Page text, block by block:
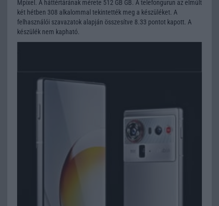
Mpixel. A háttértárának mérete 512 GB GB. A telefongurun az elmúlt
két hétben 308 alkalommal tekintették meg a készüléket. A
felhasználói szavazatok alapján összesítve 8.33 pontot kapott. A
készülék nem kapható.